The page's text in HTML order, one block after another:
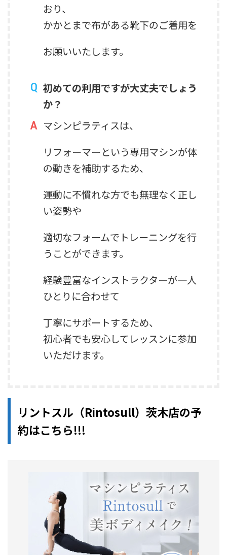
おり、
かかとまで布がある靴下のご着用を
お願いいたします。
初めての利用ですが大丈夫でしょう
か？
マシンピラティスは、
リフォーマーという専用マシンが体
の動きを補助するため、
運動に不慣れな方でも無理なく正し
い姿勢や
適切なフォームでトレーニングを行
うことができます。
経験豊富なインストラクターが一人
ひとりに合わせて
丁寧にサポートするため、
初心者でも安心してレッスンに参加
いただけます。
リントスル（Rintosull）茨木店の予
約はこちら!!!